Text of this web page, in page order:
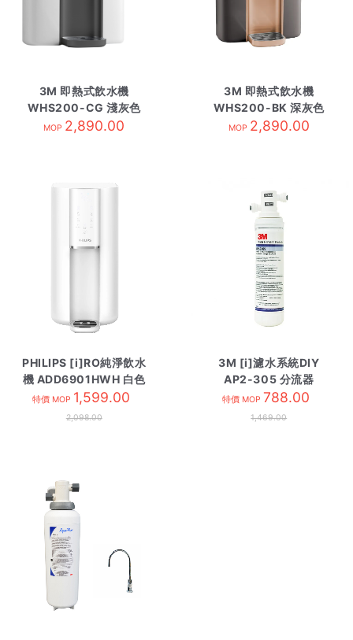
3M 即熱式飲水機
WHS200-CG 淺灰色
MOP 2,890.00
3M 即熱式飲水機
WHS200-BK 深灰色
MOP 2,890.00
PHILIPS [i]RO純淨飲水
機 ADD6901HWH 白色
特價 MOP 1,599.00
2,098.00
3M [i]濾水系統DIY
AP2-305 分流器
特價 MOP 788.00
1,469.00